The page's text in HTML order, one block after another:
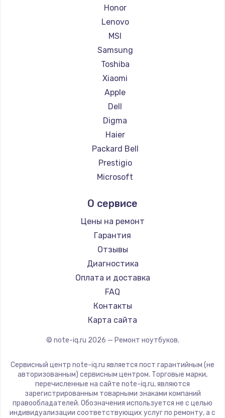
Ремонт ноутбуков Getac
Ремонт ноутбуков Epson
Ремонт ноутбуков Philips
Ремонт ноутбуков LG
Ремонт ноутбуков Panasonic
Ремонт ноутбуков Irbis
Ремонт ноутбуков Thunderobot
Ремонт ноутбуков Hasee
Ремонт ноутбуков ZTE
Ремонт ноутбуков Hiper
Ремонт ноутбуков Evga
Ремонт ноутбуков Google
Ремонт ноутбуков Echips
Ремонт ноутбуков Predator
Ремонт ноутбуков iru
Ремонт ноутбуков Machenike
Ремонт ноутбуков DEXP
Ремонт ноутбуков Teclast
Ремонт ноутбуков CHUWI
Ремонт ноутбуков Colorful
Honor
Lenovo
MSI
Samsung
Toshiba
Xiaomi
Apple
Dell
Digma
Haier
Packard Bell
Prestigio
Microsoft
Aquarius
Gigabyte
Aorus
Maibenben
Getac
Epson
Philips
LG
Panasonic
ZTE
Hiper
Evga
О сервисе
Цены на ремонт
Гарантия
Отзывы
Диагностика
Оплата и доставка
FAQ
Контакты
Карта сайта
© note-iq.ru 2026 — Ремонт ноутбуков.
Сервисный центр note-iq.ru является пост гарантийным (не
авторизованным) сервисным центром. Торговые марки,
перечисленные на сайте note-iq.ru, являются
зарегистрированным товарными знаками компаний
правообладателей. Обозначения используется не с целью
индивидуализации соответствующих услуг по ремонту, а с